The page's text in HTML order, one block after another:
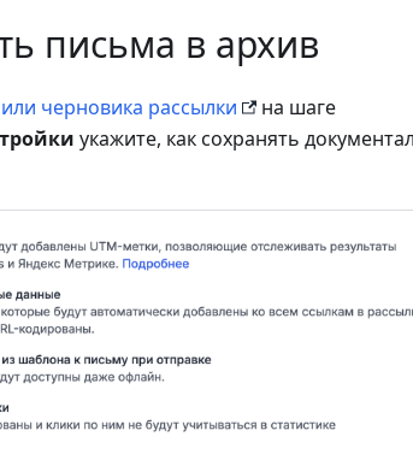
письма в архив
черновика рассылки
на шаге
укажите, как сохранять